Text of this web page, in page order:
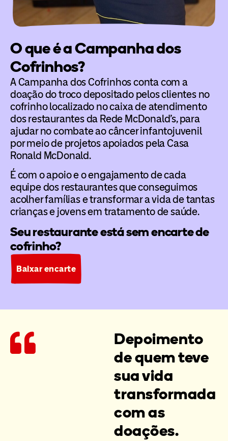
O que é a Campanha dos
Cofrinhos?
A Campanha dos Cofrinhos conta com a
doação do troco depositado pelos clientes no
cofrinho localizado no caixa de atendimento
dos restaurantes da Rede McDonald’s, para
ajudar no combate ao câncer infantojuvenil
por meio de projetos apoiados pela Casa
Ronald McDonald.
É com o apoio e o engajamento de cada
equipe dos restaurantes que conseguimos
acolher famílias e transformar a vida de tantas
crianças e jovens em tratamento de saúde.
Seu restaurante está sem encarte de
cofrinho?
Baixar encarte
Depoimento
de quem teve
sua vida
transformada
com as
doações.